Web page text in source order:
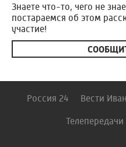
Знаете что-то, чего не
постараемся об этом
участие!
Россия 24 Вести
Телепередачи